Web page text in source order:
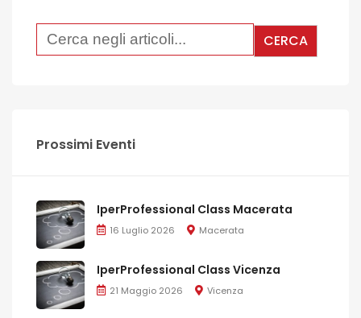
Prossimi Eventi
IperProfessional Class Macerata
16 Luglio 2026 Macerata
IperProfessional Class Vicenza
21 Maggio 2026 Vicenza